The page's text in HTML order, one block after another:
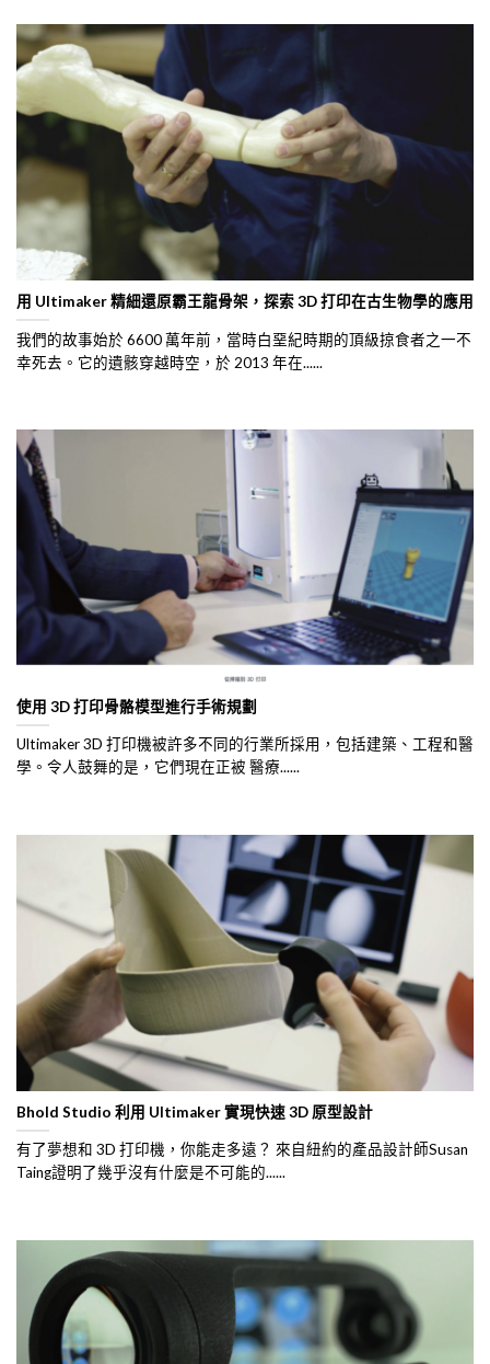
用 Ultimaker 精細還原霸王龍骨架，探索 3D 打印在古生物學的應用
我們的故事始於 6600 萬年前，當時白堊紀時期的頂級掠食者之一不
幸死去。它的遺骸穿越時空，於 2013 年在......
使用 3D 打印骨骼模型進行手術規劃
Ultimaker 3D 打印機被許多不同的行業所採用，包括建築、工程和醫
學。令人鼓舞的是，它們現在正被 醫療......
Bhold Studio 利用 Ultimaker 實現快速 3D 原型設計
有了夢想和 3D 打印機，你能走多遠？ 來自紐約的產品設計師Susan
Taing證明了幾乎沒有什麼是不可能的......